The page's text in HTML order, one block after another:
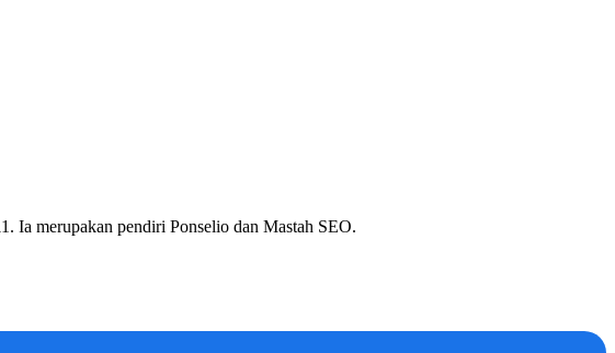
Ia merupakan pendiri Ponselio dan Mastah SEO.